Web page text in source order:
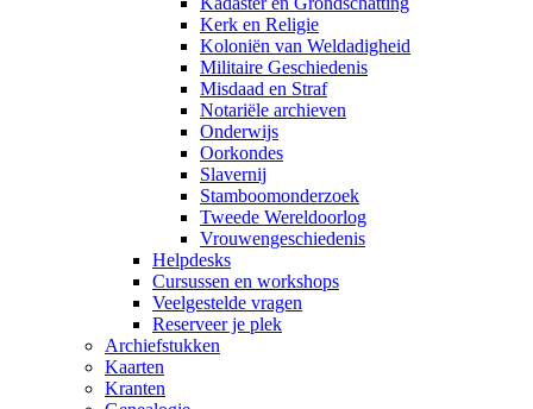
Kerk en Religie
Koloniën van Weldadigheid
Militaire Geschiedenis
Misdaad en Straf
Notariële archieven
Onderwijs
Oorkondes
Slavernij
Stamboomonderzoek
Tweede Wereldoorlog
Vrouwengeschiedenis
Helpdesks
Cursussen en workshops
Veelgestelde vragen
Reserveer je plek
Archiefstukken
Kaarten
Kranten